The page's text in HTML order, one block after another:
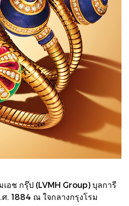
อช กรุ๊ป (LVMH Group) บุลการี
. 1884 ณ ใจกลางกรุงโรม